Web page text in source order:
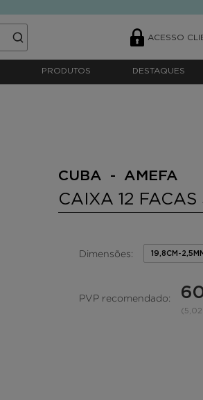
ACESSO
PRODUTOS DESTAQUES
CUBA - AMEFA
CAIXA 12
Dimensões: 19,8CM-
PVP recomendado: